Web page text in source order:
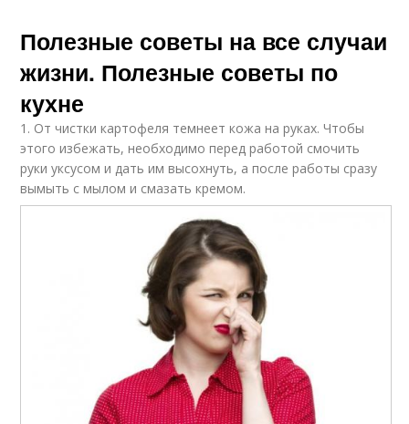
Полезные советы на все случаи
жизни. Полезные советы по
кухне
1. От чистки картофеля темнеет кожа на руках. Чтобы
этого избежать, необходимо перед работой смочить
руки уксусом и дать им высохнуть, а после работы сразу
вымыть с мылом и смазать кремом.